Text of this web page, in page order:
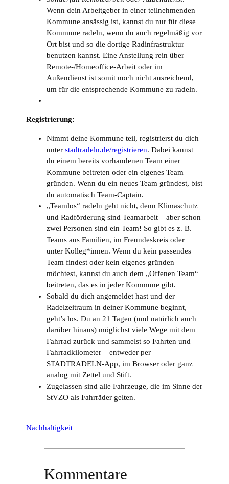
Wenn dein Arbeitgeber in einer teilnehmenden
Kommune ansässig ist, kannst du nur für diese
Kommune radeln, wenn du auch regelmäßig vor
Ort bist und so die dortige Radinfrastruktur
benutzen kannst. Eine Anstellung rein über
Remote-/Homeoffice-Arbeit oder im
Außendienst ist somit noch nicht ausreichend,
um für die entsprechende Kommune zu radeln.
Registrierung:
Nimmt deine Kommune teil, registrierst du dich
unterstadtradeln.de/registrieren. Dabei kannst
du einem bereits vorhandenen Team einer
Kommune beitreten oder ein eigenes Team
gründen. Wenn du ein neues Team gründest, bist
du automatisch Team-Captain.
„Teamlos“ radeln geht nicht, denn Klimaschutz
und Radförderung sind Teamarbeit – aber schon
zwei Personen sind ein Team! So gibt es z. B.
Teams aus Familien, im Freundeskreis oder
unter Kolleg*innen. Wenn du kein passendes
Team findest oder kein eigenes gründen
möchtest, kannst du auch dem „Offenen Team“
beitreten, das es in jeder Kommune gibt.
Sobald du dich angemeldet hast und der
Radelzeitraum in deiner Kommune beginnt,
geht’s los. Du an 21 Tagen (und natürlich auch
darüber hinaus) möglichst viele Wege mit dem
Fahrrad zurück und sammelst so Fahrten und
Fahrradkilometer – entweder per
STADTRADELN-App, im Browser oder ganz
analog mit Zettel und Stift.
Zugelassen sind alle Fahrzeuge, die im Sinne der
StVZO als Fahrräder gelten.
Nachhaltigkeit
Kommentare